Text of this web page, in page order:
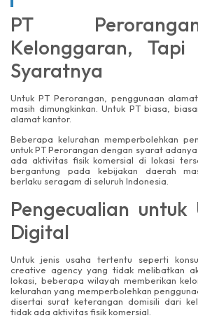
PT
Kelonggaran,
Syaratnya
Untuk PT Perorangan, penggunaan
masih dimungkinkan. Untuk PT biasa,
alamat kantor.
Beberapa kelurahan memperbolehkan
untuk PT Perorangan dengan syarat
ada aktivitas fisik komersial di lokasi
bergantung pada kebijakan daerah
berlaku seragam di seluruh Indonesia.
Pengecualian untuk
Digital
Untuk jenis usaha tertentu seperti
creative agency yang tidak melibatkan
lokasi, beberapa wilayah memberikan
kelurahan yang memperbolehkan
disertai surat keterangan domisili dari
tidak ada aktivitas fisik komersial.